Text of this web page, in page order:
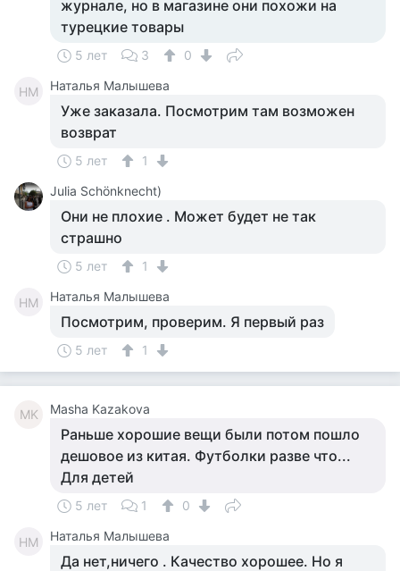
журнале, но в магазине они похожи на
турецкие товары
5 лет 3 0
НМ Наталья Малышева
Уже заказала. Посмотрим там возможен
возврат
5 лет
1
Julia Schönknecht)
Они не плохие . Может будет не так
страшно
5 лет 1
НМ Наталья Малышева
Посмотрим, проверим. Я первый раз
5 лет 1
MK Masha Kazakova
Раньше хорошие вещи были потом пошло
дешовое из китая. Футболки разве что...
Для детей
5 лет 1 0
НМ Наталья Малышева
Да нет,ничего . Качество хорошее. Но я